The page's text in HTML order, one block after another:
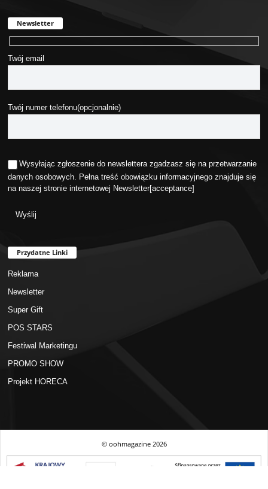
Newsletter
Twój email
Twój numer telefonu(opcjonalnie)
Wysyłając zgłoszenie do newslettera zgadzasz się na przetwarzanie
danych osobowych. Pełna treść obowiązku informacyjnego znajduje się
na naszej stronie internetowej Newsletter[acceptance]
Przydatne Linki
Reklama
Newsletter
Super Gift
POS STARS
Festiwal Marketingu
PROMO SHOW
Projekt HORECA
© oohmagazine2026